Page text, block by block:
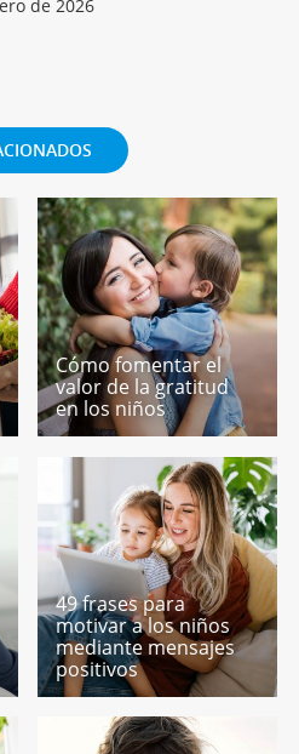
de 2026
Cómo fomentar el
valor de la gratitud
en los niños
49 frases para
motivar a los niños
mediante mensajes
positivos